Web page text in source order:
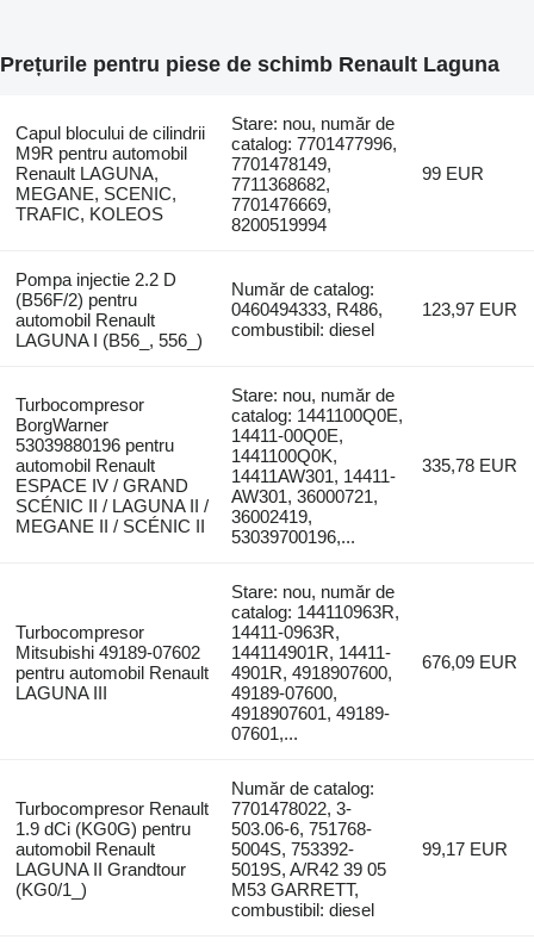
Prețurile pentru piese de schimb Renault Laguna
Capul blocului de cilindrii
M9R pentru automobil
Renault LAGUNA,
MEGANE, SCENIC,
TRAFIC, KOLEOS
Stare: nou, număr de
catalog: 7701477996,
7701478149,
7711368682,
7701476669,
8200519994
99 EUR
Pompa injectie 2.2 D
(B56F/2) pentru
automobil Renault
LAGUNA I (B56_, 556_)
Număr de catalog:
0460494333, R486,
combustibil: diesel
123,97 EUR
Turbocompresor
BorgWarner
53039880196 pentru
automobil Renault
ESPACE IV / GRAND
SCÉNIC II / LAGUNA II /
MEGANE II / SCÉNIC II
Stare: nou, număr de
catalog: 1441100Q0E,
14411-00Q0E,
1441100Q0K,
14411AW301, 14411-
AW301, 36000721,
36002419,
53039700196,...
335,78 EUR
Turbocompresor
Mitsubishi 49189-07602
pentru automobil Renault
LAGUNA III
Stare: nou, număr de
catalog: 144110963R,
14411-0963R,
144114901R, 14411-
4901R, 4918907600,
49189-07600,
4918907601, 49189-
07601,...
676,09 EUR
Turbocompresor Renault
1.9 dCi (KG0G) pentru
automobil Renault
LAGUNA II Grandtour
(KG0/1_)
Număr de catalog:
7701478022, 3-
503.06-6, 751768-
5004S, 753392-
5019S, A/R42 39 05
M53 GARRETT,
combustibil: diesel
99,17 EUR